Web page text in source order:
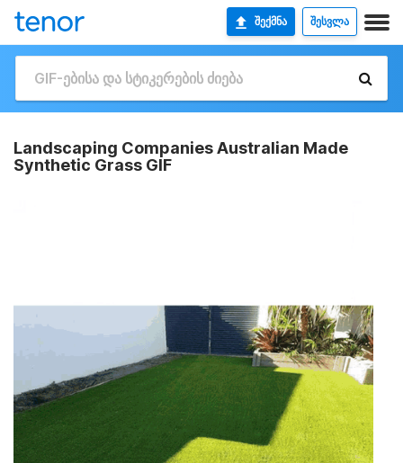
ᲨᲔᲥᲛᲜᲐ ᲨᲔᲡᲕᲚᲐ
Landscaping Companies Australian Made
Synthetic Grass GIF